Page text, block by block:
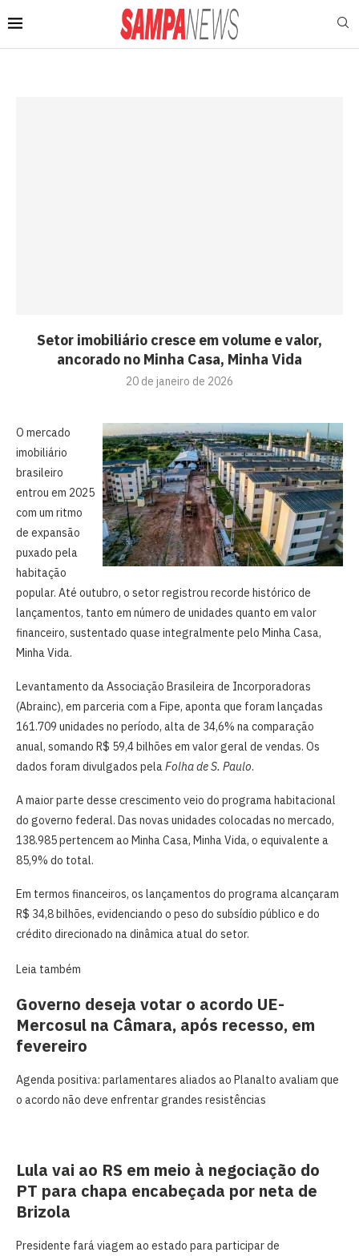
Setor imobiliário cresce em volume e valor,
ancorado no Minha Casa, Minha Vida
20 de janeiro de 2026
O mercado
imobiliário
brasileiro
entrou em 2025
com um ritmo
de expansão
puxado pela
habitação
popular. Até outubro, o setor registrou recorde histórico de
lançamentos, tanto em número de unidades quanto em valor
financeiro, sustentado quase integralmente pelo Minha Casa,
Minha Vida.
Levantamento da Associação Brasileira de Incorporadoras
(Abrainc), em parceria com a Fipe, aponta que foram lançadas
161.709 unidades no período, alta de 34,6% na comparação
anual, somando R$ 59,4 bilhões em valor geral de vendas. Os
dados foram divulgados pelaFolha de S. Paulo.
A maior parte desse crescimento veio do programa habitacional
do governo federal. Das novas unidades colocadas no mercado,
138.985 pertencem ao Minha Casa, Minha Vida, o equivalente a
85,9% do total.
Em termos financeiros, os lançamentos do programa alcançaram
R$ 34,8 bilhões, evidenciando o peso do subsídio público e do
crédito direcionado na dinâmica atual do setor.
Leia também
Governo deseja votar o acordo UE-
Mercosul na Câmara, após recesso, em
fevereiro
Agenda positiva: parlamentares aliados ao Planalto avaliam que
o acordo não deve enfrentar grandes resistências
Lula vai ao RS em meio à negociação do
PT para chapa encabeçada por neta de
Brizola
Presidente fará viagem ao estado para participar de